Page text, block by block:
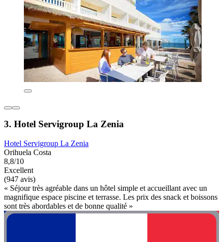
3. Hotel Servigroup La Zenia
Hotel Servigroup La Zenia
Orihuela Costa
8,8/10
Excellent
(947 avis)
« Séjour très agréable dans un hôtel simple et accueillant avec un
magnifique espace piscine et terrasse. Les prix des snack et boissons
sont très abordables et de bonne qualité »